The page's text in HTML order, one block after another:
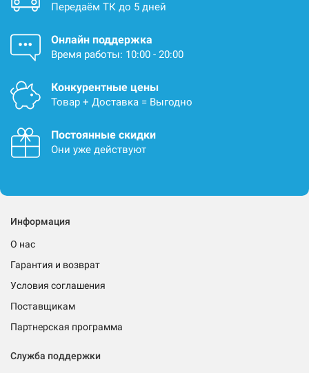
Передаём ТК до 5 дней
Онлайн поддержка
Время работы: 10:00 - 20:00
Конкурентные цены
Товар + Доставка = Выгодно
Постоянные скидки
Они уже действуют
Информация
О нас
Гарантия и возврат
Условия соглашения
Поставщикам
Партнерская программа
Служба поддержки